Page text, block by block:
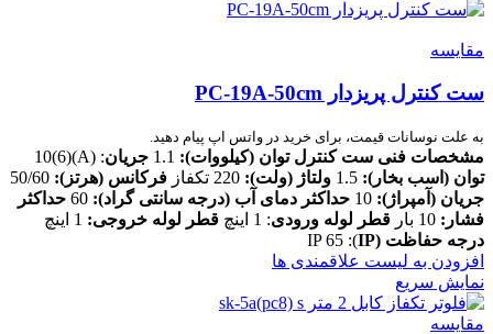
مقایسه
ست کنترل پریزدار PC-19A-50cm
به علت نوسانات قیمت، برای خرید در واتس اپ پیام دهید.
مشخصات فنی ست کنترل توان (کیلووات): جریان: (A)(6)10
توان (اسب بخار):
ولتاژ (ولت): فرکانس (هرتز):
جریان (آمپراژ):
حداکثر دمای آب (درجه سانتی گراد):
حداکثر
فشار:
قطر لوله ورودی: 1 اینچ قطر لوله خروجی:
درجه حفاظت (IP
): IP 65
افزودن به لیست علاقمندی ها
نمایش سریع
مقایسه